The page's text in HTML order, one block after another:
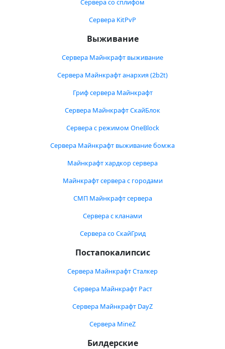
Сервера со сплифом
Сервера KitPvP
Выживание
Сервера Майнкрафт выживание
Сервера Майнкрафт анархия (2b2t)
Гриф сервера Майнкрафт
Сервера Майнкрафт СкайБлок
Сервера с режимом OneBlock
Сервера Майнкрафт выживание бомжа
Майнкрафт хардкор сервера
Майнкрафт сервера с городами
СМП Майнкрафт сервера
Сервера с кланами
Сервера со СкайГрид
Постапокалипсис
Сервера Майнкрафт Сталкер
Сервера Майнкрафт Раст
Сервера Майнкрафт DayZ
Сервера MineZ
Билдерские